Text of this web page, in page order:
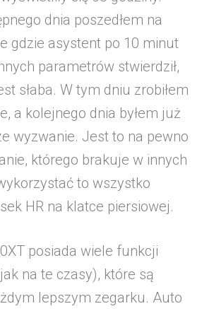
dnia poszedłem na
gdzie asystent po 10 minut
parametrów stwierdził,
słaba. W tym dniu zrobiłem
a kolejnego dnia byłem już
wyzwanie. Jest to na pewno
którego brakuje w innych
to wszystko
HR na klatce piersiowej.
posiada wiele funkcji
na te czasy), które są
lepszym zegarku. Auto